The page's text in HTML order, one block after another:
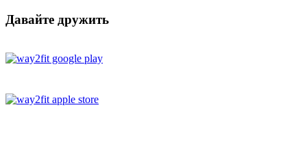
Давайте дружить